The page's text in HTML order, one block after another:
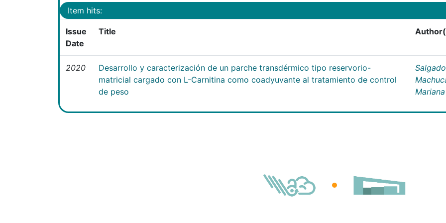
Item hits:
Issue
Date
Title
2020
Desarrollo y caracterización de un parche transdérmico tipo reservorio-
matricial cargado con L-Carnitina como coadyuvante al tratamiento de control
de peso
Salgado
Mariana